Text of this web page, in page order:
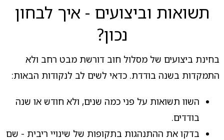
תשואות וביצועים - איך לבחון
נכון?
בחינת ביצועים של מסלול חוב דורשת מבט רחב ולא
התמקדות בשנה בודדת. כדאי לשים לב לנקודות הבאות:
השוו תשואות על פני כמה שנים, ולא חודש או שנה
בודדים.
בדקו את ההתנהגות בתקופות של שינויי ריבית - שם